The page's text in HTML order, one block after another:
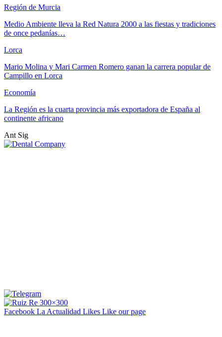
Región de Murcia
Medio Ambiente lleva la Red Natura 2000 a las fiestas y tradiciones
de once pedanías…
Lorca
Mario Molina y Mari Carmen Romero ganan la carrera popular de
Campillo en Lorca
Economía
La Región es la cuarta provincia más exportadora de España al
continente africano
Ant Sig
Facebook La Actualidad Likes Like our page